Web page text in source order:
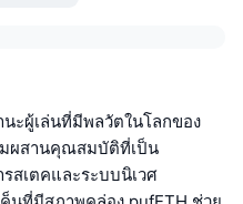
นะผู้เล่นที่มีพลวัตในโลกของ
มผสานคุณสมบัติที่เป็น
สเตคและระบบนิเวศ